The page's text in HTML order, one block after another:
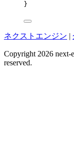
}
ネクストエンジン |
Copyright 2026
reserved.